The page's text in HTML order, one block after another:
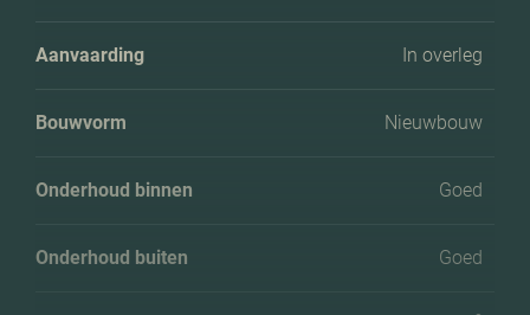
Aanvaarding In overleg
Bouwvorm Nieuwbouw
Onderhoud binnen Goed
Onderhoud buiten Goed